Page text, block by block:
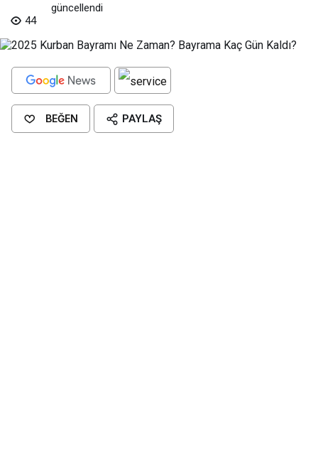
güncellendi
44
BEĞEN PAYLAŞ